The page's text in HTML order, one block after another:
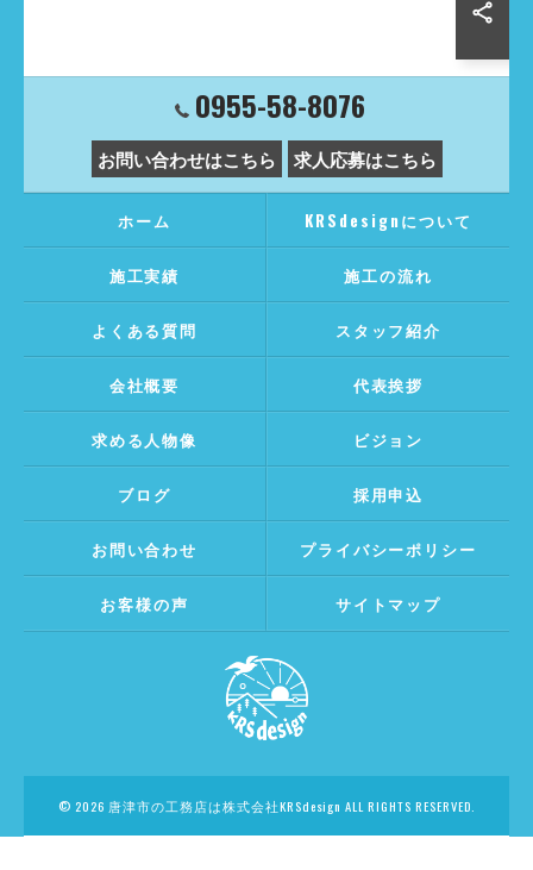
0955-58-8076
お問い合わせはこちら 求人応募はこちら
ホーム KRSdesignについて
施工実績 施工の流れ
よくある質問 スタッフ紹介
会社概要 代表挨拶
求める人物像 ビジョン
ブログ 採用申込
お問い合わせ プライバシーポリシー
お客様の声 サイトマップ
© 2026 唐津市の工務店は株式会社KRSdesign ALL RIGHTS RESERVED.